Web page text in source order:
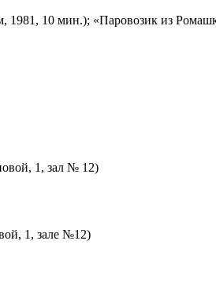
10 мин.); «Паровозик из
1, зал № 12)
1, зале №12)